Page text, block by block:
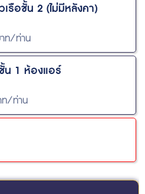
รือชั้น 2 (ไม่มีหลังคา)
ท/ท่าน
น 1 ห้องแอร์
ท/ท่าน